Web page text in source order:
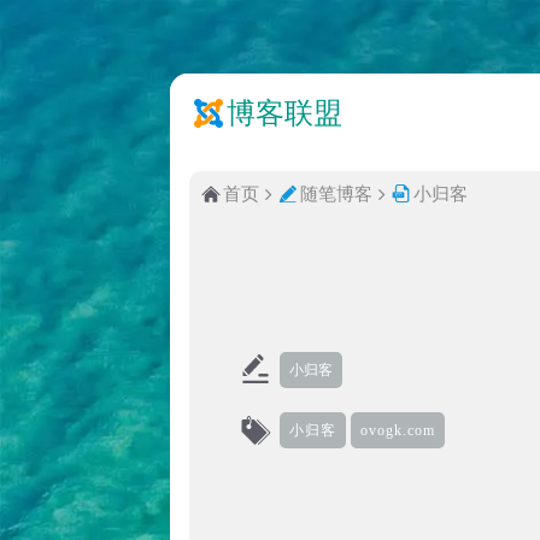
博客联盟
首页 随笔博客 小归客
小归客
小归客 ovogk.com